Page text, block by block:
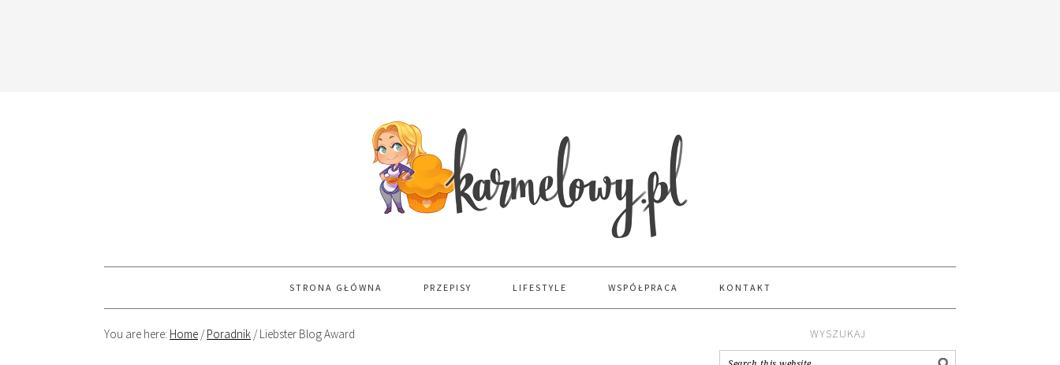
STRONA GŁÓWNA PRZEPISY LIFESTYLE WSPÓŁPRACA KONTAKT
You are here: Home / Poradnik /Liebster Blog Award WYSZUKAJ